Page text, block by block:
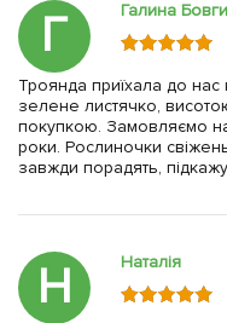
Г Галина
Троянда приїхала до
зелене листячко,
покупкою. Замовляємо
роки. Рослиночки
завжди порадять,
Н Наталія